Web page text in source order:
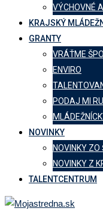
VÝCHOVNÉ
KRAJSKÝ
GRANTY
VRÁŤME
ENVIRO
PODAJ MI
NOVINKY
NOVINKY ZO
NOVINKY Z
TALENTCENTRUM